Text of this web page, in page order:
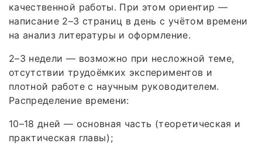
качественной работы. При этом ориентир —
написание 2–3 страниц в день с учётом времени
на анализ литературы и оформление.
2–3 недели — возможно при несложной теме,
отсутствии трудоёмких экспериментов и
плотной работе с научным руководителем.
Распределение времени:
10–18 дней — основная часть (теоретическая и
практическая главы);